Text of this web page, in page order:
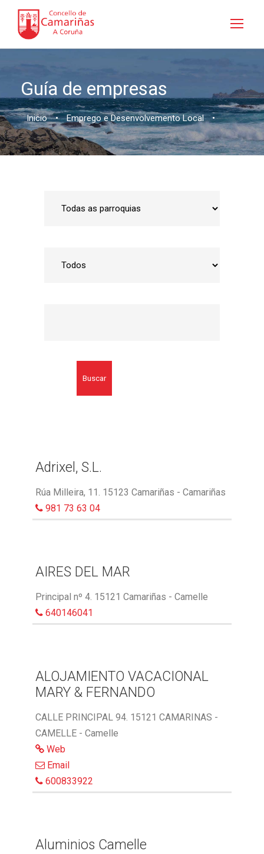
Guía de empresas
Inicio • Emprego e Desenvolvemento Local •
Buscar
Adrixel, S.L.
Rúa Milleira, 11. 15123 Camariñas - Camariñas
981 73 63 04
AIRES DEL MAR
Principal nº 4. 15121 Camariñas - Camelle
640146041
ALOJAMIENTO VACACIONAL
MARY & FERNANDO
CALLE PRINCIPAL 94. 15121 CAMARINAS -
CAMELLE - Camelle
Web
Email
600833922
Aluminios Camelle